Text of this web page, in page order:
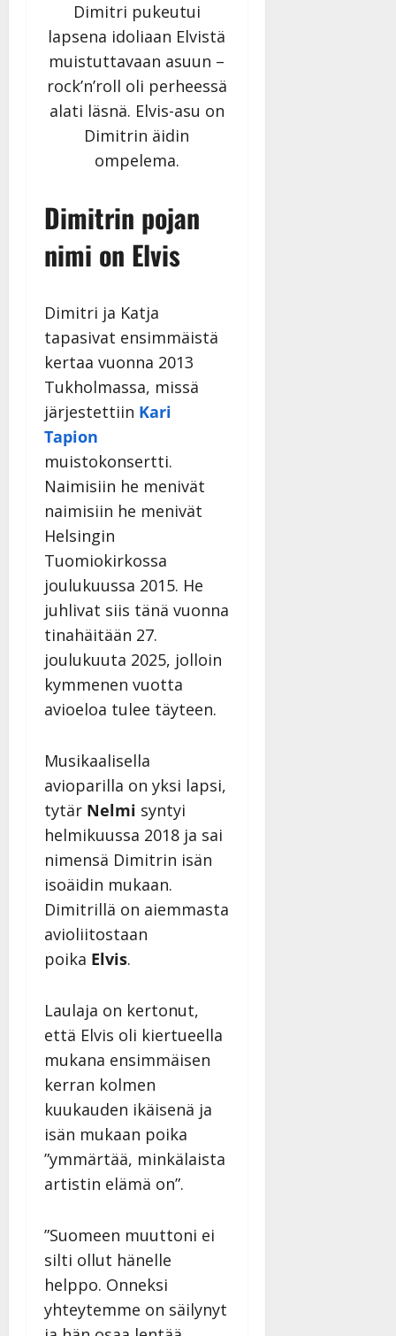
Dimitri pukeutui
lapsena idoliaan Elvistä
muistuttavaan asuun –
rock’n’roll oli perheessä
alati läsnä. Elvis-asu on
Dimitrin äidin
ompelema.
Dimitrin pojan
nimi on Elvis
Dimitri ja Katja
tapasivat ensimmäistä
kertaa vuonna 2013
Tukholmassa, missä
järjestettiin Kari
Tapion
muistokonsertti.
Naimisiin he menivät
naimisiin he menivät
Helsingin
Tuomiokirkossa
joulukuussa 2015. He
juhlivat siis tänä vuonna
tinahäitään 27.
joulukuuta 2025, jolloin
kymmenen vuotta
avioeloa tulee täyteen.
Musikaalisella
avioparilla on yksi lapsi,
tytär Nelmi syntyi
helmikuussa 2018 ja sai
nimensä Dimitrin isän
isoäidin mukaan.
Dimitrillä on aiemmasta
avioliitostaan
poika Elvis.
Laulaja on kertonut,
että Elvis oli kiertueella
mukana ensimmäisen
kerran kolmen
kuukauden ikäisenä ja
isän mukaan poika
”ymmärtää, minkälaista
artistin elämä on”.
”Suomeen muuttoni ei
silti ollut hänelle
helppo. Onneksi
yhteytemme on säilynyt